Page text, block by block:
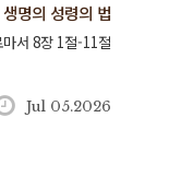
생명의 성령의 법
마서 8장 1절-11절
Jul 05.2026